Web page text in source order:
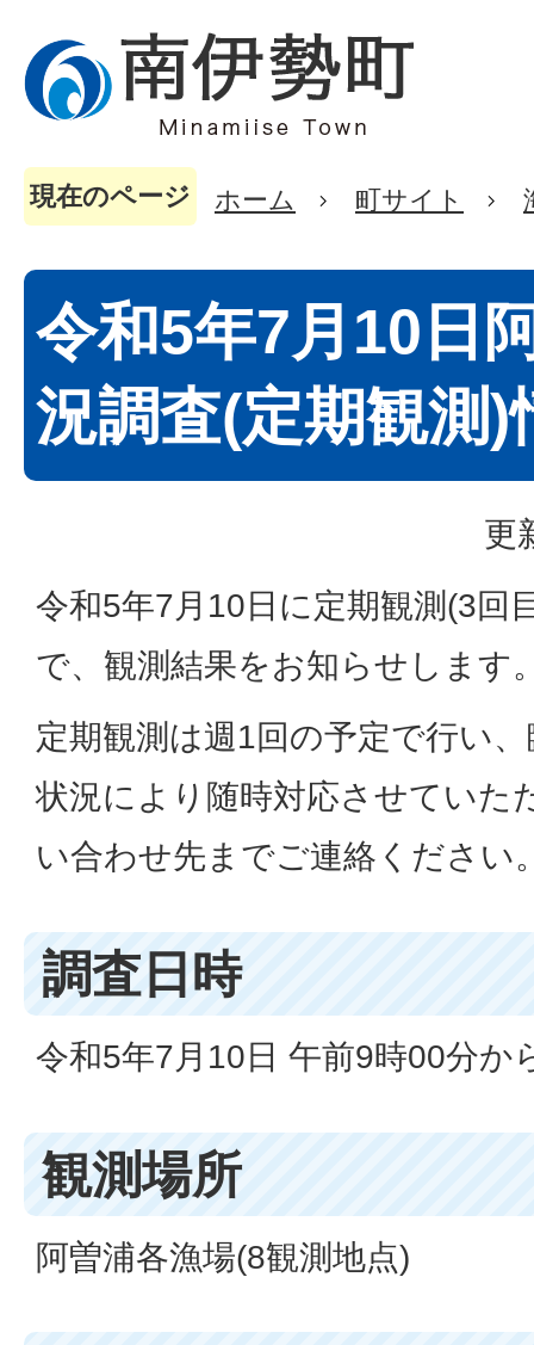
現在のページ ホーム 町サイト
令和5年7月10日
況調査(定期観測)
更
令和5年7月10日に定期観測(3回
で、観測結果をお知らせします
定期観測は週1回の予定で行い
状況により随時対応させていた
い合わせ先までご連絡ください
調査日時
令和5年7月10日 午前9時00分か
観測場所
阿曽浦各漁場(8観測地点)